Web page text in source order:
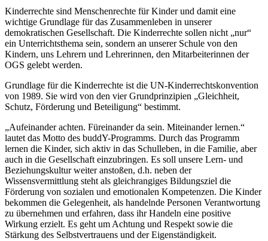
Kinderrechte sind Menschenrechte für Kinder und damit eine
wichtige Grundlage für das Zusammenleben in unserer
demokratischen Gesellschaft. Die Kinderrechte sollen nicht „nur“
ein Unterrichtsthema sein, sondern an unserer Schule von den
Kindern, uns Lehrern und Lehrerinnen, den Mitarbeiterinnen der
OGS gelebt werden.
Grundlage für die Kinderrechte ist die UN-Kinderrechtskonvention
von 1989. Sie wird von den vier Grundprinzipien „Gleichheit,
Schutz, Förderung und Beteiligung“ bestimmt.
„Aufeinander achten. Füreinander da sein. Miteinander lernen.“
lautet das Motto des buddY-Programms. Durch das Programm
lernen die Kinder, sich aktiv in das Schulleben, in die Familie, aber
auch in die Gesellschaft einzubringen. Es soll unsere Lern- und
Beziehungskultur weiter anstoßen, d.h. neben der
Wissensvermittlung steht als gleichrangiges Bildungsziel die
Förderung von sozialen und emotionalen Kompetenzen. Die Kinder
bekommen die Gelegenheit, als handelnde Personen Verantwortung
zu übernehmen und erfahren, dass ihr Handeln eine positive
Wirkung erzielt. Es geht um Achtung und Respekt sowie die
Stärkung des Selbstvertrauens und der Eigenständigkeit.